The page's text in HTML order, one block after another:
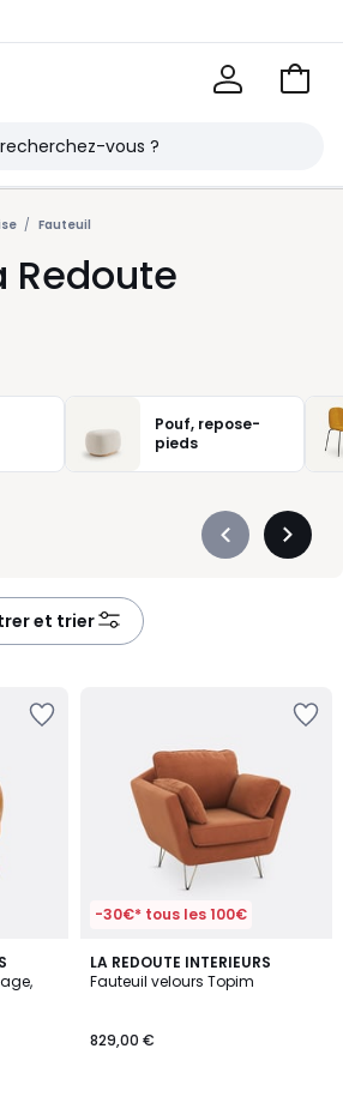
Voir
Fauteuil
Redoute
Pouf, repose-
pieds
Précédent
et trier
-30€* tous les 100€
LA REDOUTE INTERIEURS
Fauteuil velours Topim
829,00 €
4
/
6
Couleurs